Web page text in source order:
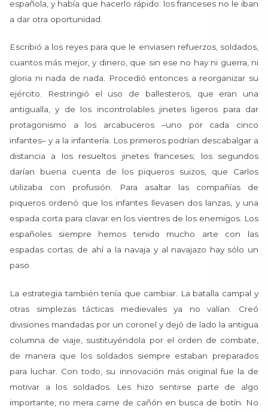
española, y había que hacerlo rápido: los franceses no le iban
a dar otra oportunidad.
Escribió a los reyes para que le enviasen refuerzos, soldados,
cuantos más mejor, y dinero, que sin ese no hay ni guerra, ni
gloria ni nada de nada. Procedió entonces a reorganizar su
ejército. Restringió el uso de ballesteros, que eran una
antigualla, y de los incontrolables jinetes ligeros para dar
protagonismo a los arcabuceros –uno por cada cinco
infantes– y a la infantería. Los primeros podrían descabalgar a
distancia a los resueltos jinetes franceses; los segundos
darían buena cuenta de los piqueros suizos, que Carlos
utilizaba con profusión. Para asaltar las compañías de
piqueros ordenó que los infantes llevasen dos lanzas, y una
espada corta para clavar en los vientres de los enemigos. Los
españoles siempre hemos tenido mucho arte con las
espadas cortas; de ahí a la navaja y al navajazo hay sólo un
paso.
La estrategia también tenía que cambiar. La batalla campal y
otras simplezas tácticas medievales ya no valían. Creó
divisiones mandadas por un coronel y dejó de lado la antigua
columna de viaje, sustituyéndola por el orden de combate,
de manera que los soldados siempre estaban preparados
para luchar. Con todo, su innovación más original fue la de
motivar a los soldados. Les hizo sentirse parte de algo
importante, no mera carne de cañón en busca de botín. No